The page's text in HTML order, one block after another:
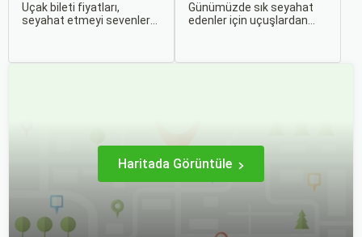
Uçak bileti fiyatları,
seyahat etmeyi sevenler
Günümüzde sık seyahat
edenler için uçuşlardan
Haritada Görüntüle